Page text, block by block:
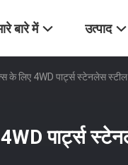
बारे में उत्पाद
के लिए 4WD पार्ट्स स्टेनलेस
4WD पार्ट्स